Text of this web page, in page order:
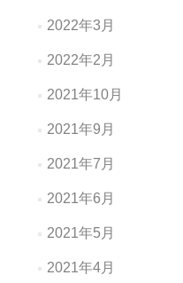
2022年3月
2022年2月
2021年10月
2021年9月
2021年7月
2021年6月
2021年5月
2021年4月